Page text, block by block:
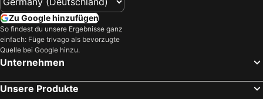
Troulos Strandhotels
Agioi Theodori Strandhotels
Kanapitsa Strandhotels
Megali Ammos Strandhotels
Eratini Strandhotels
Xylokastron Strandhotels
Kineta Strandhotels
Zu Google hinzufügen
So findest du unsere Ergebnisse ganz
einfach: Füge trivago als bevorzugte
Quelle bei Google hinzu.
Unternehmen
Unsere Produkte